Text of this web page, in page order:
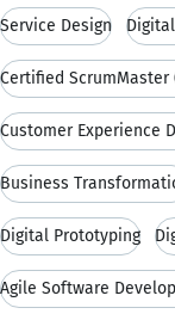
Service Design
Certified ScrumMaster
Customer Experience
Business
Digital Prototyping
Agile Software